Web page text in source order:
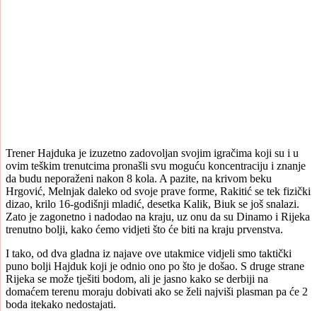
Trener Hajduka je izuzetno zadovoljan svojim igračima koji su i u
ovim teškim trenutcima pronašli svu moguću koncentraciju i znanje
da budu neporaženi nakon 8 kola. A pazite, na krivom beku
Hrgović, Melnjak daleko od svoje prave forme, Rakitić se tek fizički
dizao, krilo 16-godišnji mladić, desetka Kalik, Biuk se još snalazi.
Zato je zagonetno i nadodao na kraju, uz onu da su Dinamo i Rijeka
trenutno bolji, kako ćemo vidjeti što će biti na kraju prvenstva.
I tako, od dva gladna iz najave ove utakmice vidjeli smo taktički
puno bolji Hajduk koji je odnio ono po što je došao. S druge strane
Rijeka se može tješiti bodom, ali je jasno kako se derbiji na
domaćem terenu moraju dobivati ako se želi najviši plasman pa će 2
boda itekako nedostajati.